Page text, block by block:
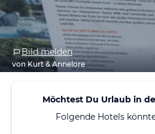
Bild melden
von Kurt & Annelore
Möchtest Du Urlaub in
Folgende Hotels